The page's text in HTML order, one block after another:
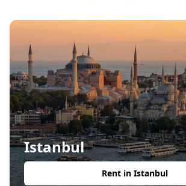
Istanbul
Rent in Istanbul